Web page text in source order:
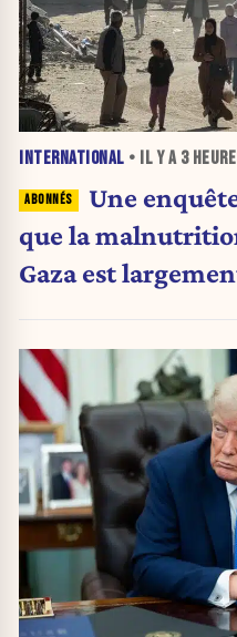
INTERNATIONAL • IL Y A 3
Une
que la
Gaza est